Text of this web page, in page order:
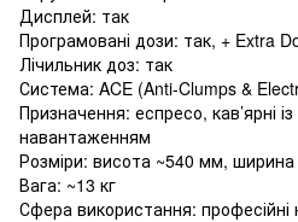
Дисплей: так
Програмовані дози: так, + Extra
Лічильник доз: так
Система: ACE (Anti-Clumps &
Призначення: еспресо, кав’ярні
навантаженням
Розміри: висота ~540 мм,
Вага: ~13 кг
Сфера використання: професійні